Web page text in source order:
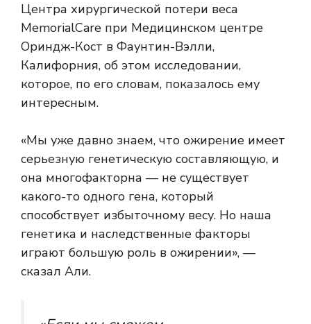
Центра хирургической потери веса
MemorialCare при Медицинском центре
Ориндж-Кост в Фаунтин-Вэлли,
Калифорния, об этом исследовании,
которое, по его словам, показалось ему
интересным.
«Мы уже давно знаем, что ожирение имеет
серьезную генетическую составляющую, и
она многофакторна — не существует
какого-то одного гена, который
способствует избыточному весу. Но наша
генетика и наследственные факторы
играют большую роль в ожирении», —
сказал Али.